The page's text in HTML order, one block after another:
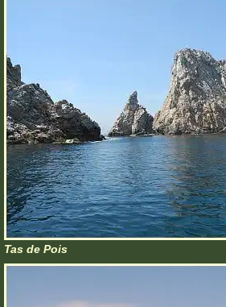
Tas de Pois